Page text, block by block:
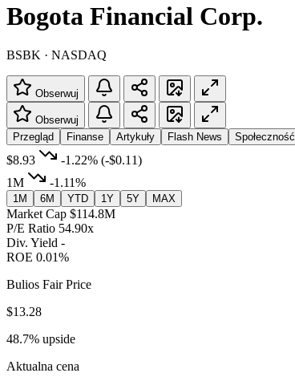
Bogota Financial Corp.
BSBK · NASDAQ
Obserwuj
Obserwuj
Przegląd
Finanse Artykuły Flash News Społeczność
$8.93 -1.22% (-$0.11)
1M
-1.11%
1M 6M YTD 1Y 5Y MAX
Market Cap $114.8M
P/E Ratio 54.90x
Div. Yield -
ROE 0.01%
Bulios Fair Price
$13.28
48.7% upside
Aktualna cena